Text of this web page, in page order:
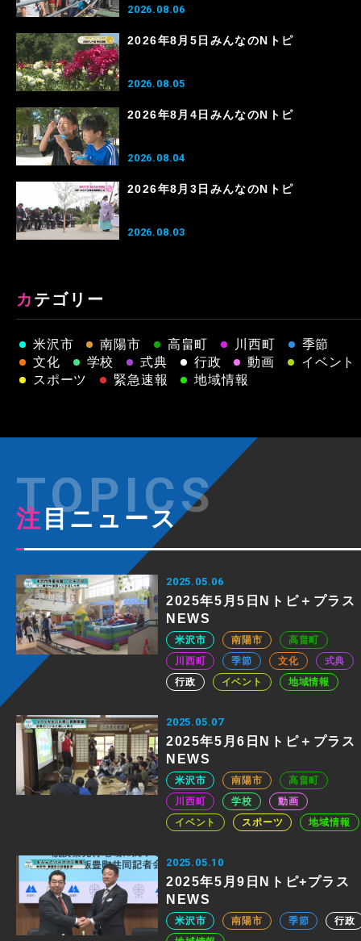
2026.08.06
2026年8月5日みんなのNトピ
2026.08.05
2026年8月4日みんなのNトピ
2026.08.04
2026年8月3日みんなのNトピ
2026.08.03
カテゴリー
米沢市 南陽市 高畠町 川西町
季節
文化
学校 式典 行政 動画
イベント
スポーツ
緊急速報 地域情報
注目ニュース
2025.05.06
2025年5月5日Nトピ＋プラス
NEWS
米沢市 南陽市
高畠町
川西町
季節 文化
式典
行政
イベント 地域情報
2025.05.07
2025年5月6日Nトピ＋プラス
NEWS
米沢市 南陽市
高畠町
川西町
学校
動画
イベント
スポーツ 地域情報
2025.05.10
2025年5月9日Nトピ+プラス
NEWS
米沢市 南陽市 季節
行政